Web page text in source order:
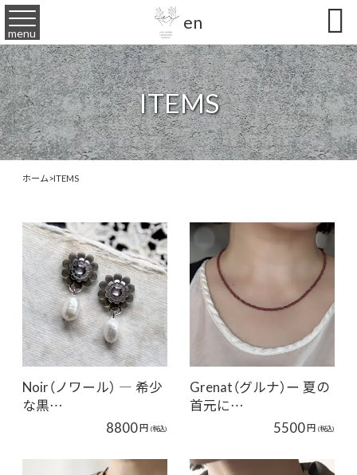
en
menu 
ITEMS
ホーム>ITEMS
Noir（ノワール） ― 希少
な黒…
8800円 (税込)
Grenat（グルナ）ー 夏の
首元に…
5500円 (税込)